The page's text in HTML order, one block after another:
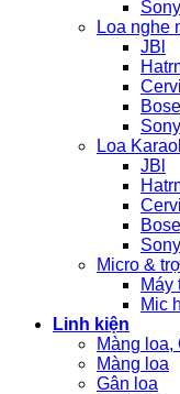
Sony
Loa nghe
JBl
Bose
Sony
Loa
JBl
Bose
Sony
Micro &
Máy
Mic
Linh kiện
Màng loa,
Màng loa
Gân loa